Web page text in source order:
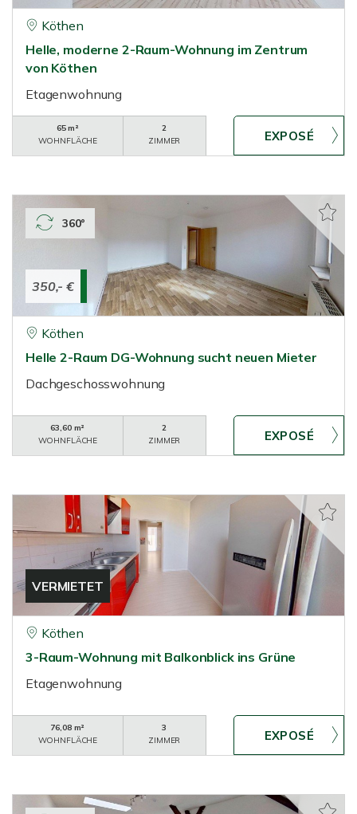
Köthen
Helle, moderne 2-Raum-Wohnung im Zentrum
von Köthen
Etagenwohnung
65 m²
WOHNFLÄCHE
2
ZIMMER
350,- €
360°
Köthen
Helle 2-Raum DG-Wohnung sucht neuen Mieter
Dachgeschosswohnung
63,60 m²
WOHNFLÄCHE
2
ZIMMER
VERMIETET
Köthen
3-Raum-Wohnung mit Balkonblick ins Grüne
Etagenwohnung
76,08 m²
WOHNFLÄCHE
3
ZIMMER